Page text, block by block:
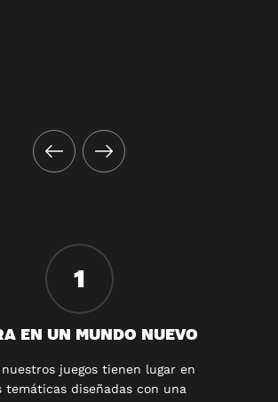
1
EN UN MUNDO NUEVO
nuestros juegos tienen lugar en
temáticas diseñadas con una